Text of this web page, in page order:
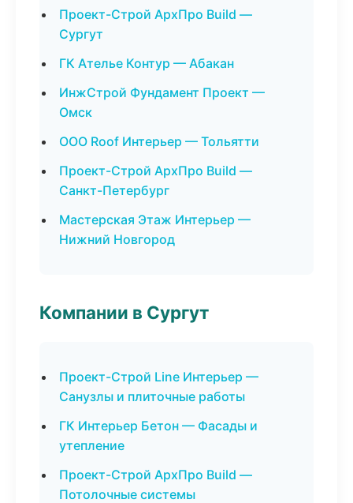
Проект-Строй АрхПро Build —
Сургут
ГК Ателье Контур — Абакан
ИнжСтрой Фундамент Проект —
Омск
ООО Roof Интерьер — Тольятти
Проект-Строй АрхПро Build —
Санкт-Петербург
Мастерская Этаж Интерьер —
Нижний Новгород
Компании в Сургут
Проект-Строй Line Интерьер —
Санузлы и плиточные работы
ГК Интерьер Бетон — Фасады и
утепление
Проект-Строй АрхПро Build —
Потолочные системы